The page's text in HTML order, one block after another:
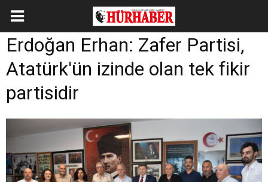
Erdoğan Erhan: Zafer Partisi,
Atatürk'ün izinde olan tek fikir
partisidir